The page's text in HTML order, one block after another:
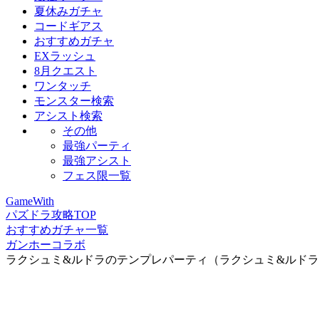
夏休みガチャ
コードギアス
おすすめガチャ
EXラッシュ
8月クエスト
ワンタッチ
モンスター検索
アシスト検索
その他
最強パーティ
最強アシスト
フェス限一覧
GameWith
パズドラ攻略TOP
おすすめガチャ一覧
ガンホーコラボ
ラクシュミ&ルドラのテンプレパーティ（ラクシュミ&ルド